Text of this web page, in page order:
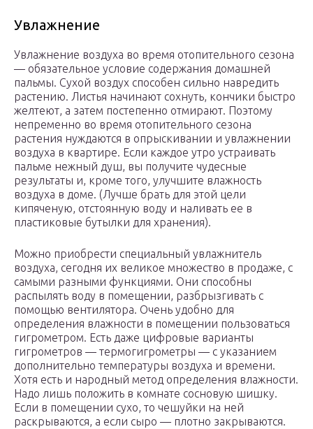
Увлажнение
Увлажнение воздуха во время отопительного сезона
— обязательное условие содержания домашней
пальмы. Сухой воздух способен сильно навредить
растению. Листья начинают сохнуть, кончики быстро
желтеют, а затем постепенно отмирают. Поэтому
непременно во время отопительного сезона
растения нуждаются в опрыскивании и увлажнении
воздуха в квартире. Если каждое утро устраивать
пальме нежный душ, вы получите чудесные
результаты и, кроме того, улучшите влажность
воздуха в доме. (Лучше брать для этой цели
кипяченую, отстоянную воду и наливать ее в
пластиковые бутылки для хранения).
Можно приобрести специальный увлажнитель
воздуха, сегодня их великое множество в продаже, с
самыми разными функциями. Они способны
распылять воду в помещении, разбрызгивать с
помощью вентилятора. Очень удобно для
определения влажности в помещении пользоваться
гигрометром. Есть даже цифровые варианты
гигрометров — термогигрометры — с указанием
дополнительно температуры воздуха и времени.
Хотя есть и народный метод определения влажности.
Надо лишь положить в комнате сосновую шишку.
Если в помещении сухо, то чешуйки на ней
раскрываются, а если сыро — плотно закрываются.